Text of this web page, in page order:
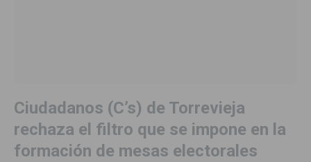
Ciudadanos (C’s) de Torrevieja
rechaza el filtro que se impone en la
formación de mesas electorales